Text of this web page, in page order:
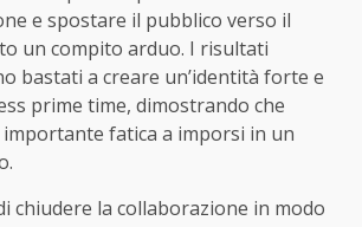
e spostare il pubblico verso il
un compito arduo. I risultati
bastati a creare un’identità forte e
prime time, dimostrando che
fatica a imporsi in un
chiudere la collaborazione in modo